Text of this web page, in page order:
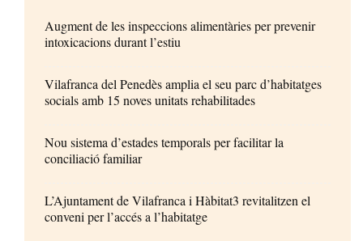
Augment de les inspeccions alimentàries per prevenir
intoxicacions durant l’estiu
Vilafranca del Penedès amplia el seu parc d’habitatges
socials amb 15 noves unitats rehabilitades
Nou sistema d’estades temporals per facilitar la
conciliació familiar
L’Ajuntament de Vilafranca i Hàbitat3 revitalitzen el
conveni per l’accés a l’habitatge